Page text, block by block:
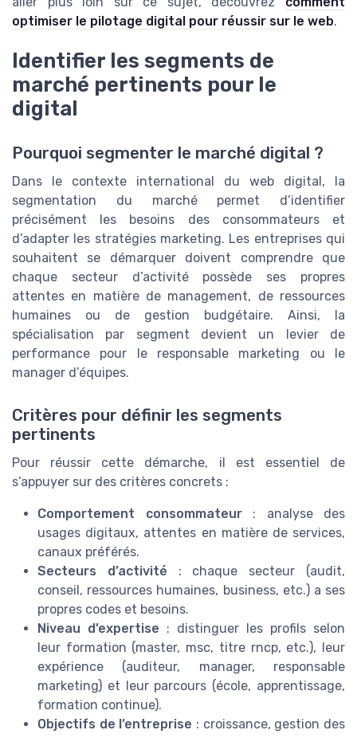
optimiser le pilotage digital pour réussir sur le web.
Identifier les segments de
marché pertinents pour le
digital
Pourquoi segmenter le marché digital ?
Dans le contexte international du web digital, la
segmentation du marché permet d’identifier
précisément les besoins des consommateurs et
d’adapter les stratégies marketing. Les entreprises qui
souhaitent se démarquer doivent comprendre que
chaque secteur d’activité possède ses propres
attentes en matière de management, de ressources
humaines ou de gestion budgétaire. Ainsi, la
spécialisation par segment devient un levier de
performance pour le responsable marketing ou le
manager d’équipes.
Critères pour définir les segments
pertinents
Pour réussir cette démarche, il est essentiel de
s’appuyer sur des critères concrets :
Comportement consommateur: analyse des
usages digitaux, attentes en matière de services,
canaux préférés.
Secteurs d’activité : chaque secteur (audit,
conseil, ressources humaines, business, etc.) a ses
propres codes et besoins.
Niveau d’expertise : distinguer les profils selon
leur formation (master, msc, titre rncp, etc.), leur
expérience (auditeur, manager, responsable
marketing) et leur parcours (école, apprentissage,
formation continue).
Objectifs de l’entreprise : croissance, gestion des